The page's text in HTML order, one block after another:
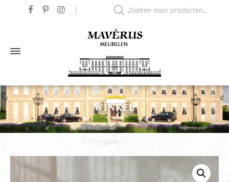
WINKEL